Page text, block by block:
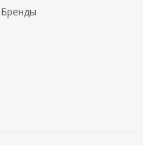
Бренды